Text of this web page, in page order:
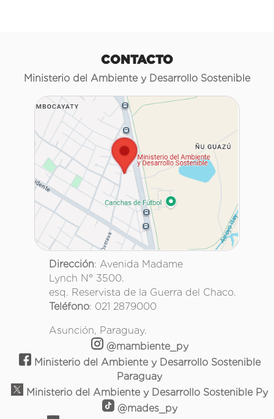
CONTACTO
Ministerio del Ambiente y Desarrollo Sostenible
Dirección: Avenida Madame
Lynch N° 3500.
esq. Reservista de la Guerra del Chaco.
Teléfono: 021 2879000
Asunción, Paraguay.
@mambiente_py
Ministerio del Ambiente y Desarrollo Sostenible
Paraguay
Ministerio del Ambiente y Desarrollo Sostenible Py
@mades_py